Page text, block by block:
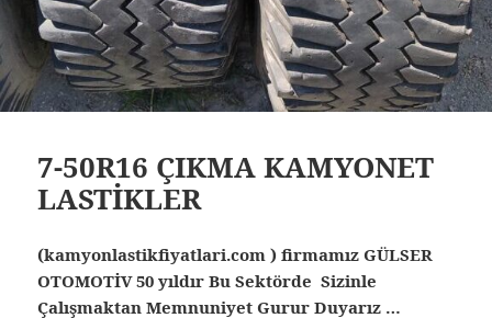
7-50R16 ÇIKMA KAMYONET
LASTİKLER
(kamyonlastikfiyatlari.com ) firmamız GÜLSER
OTOMOTİV 50 yıldır Bu Sektörde Sizinle
Çalışmaktan Memnuniyet Gurur Duyarız …